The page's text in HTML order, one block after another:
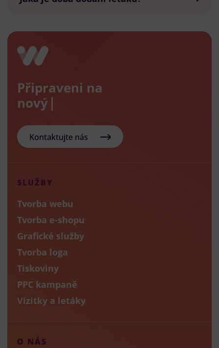
Připraveni na
nový e-sh
Kontaktujte nás
SLUŽBY
Tvorba webu
Tvorba e-shopu
Grafické služby
Tvorba loga
Tiskoviny
PPC kampaně
Vizitky a letáky
O NÁS